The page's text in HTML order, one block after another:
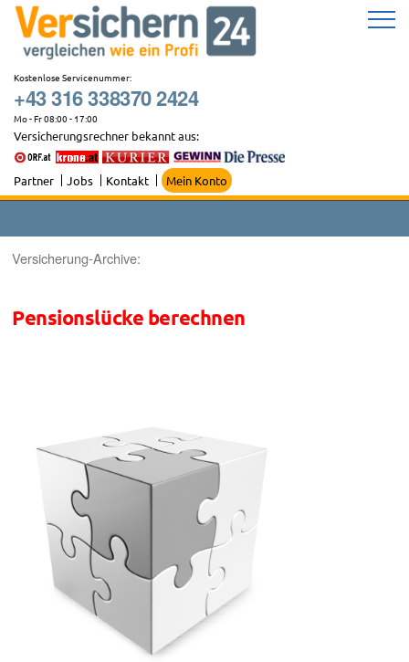
Zum
Inhalt
springen
Kostenlose Servicenummer:
+43 316 338370 2424
Mo - Fr 08:00 - 17:00
Versicherungsrechner bekannt aus:
Partner Jobs Kontakt Mein Konto
Versicherung-Archive:
Pensionslücke berechnen